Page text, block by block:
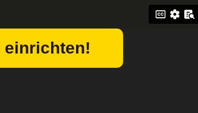
einrichten!